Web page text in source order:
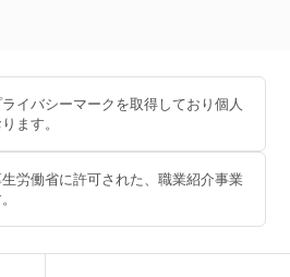
イバシーマークを取得しており個人
ます。
労働省に許可された、職業紹介事業